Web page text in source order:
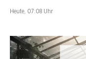
Heute, 07:08 Uhr